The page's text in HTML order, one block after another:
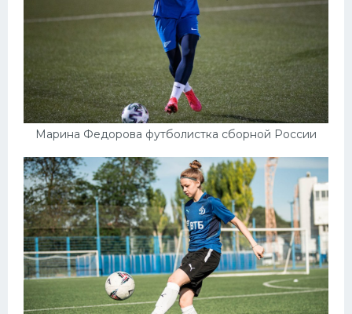
Марина Федорова футболистка сборной России